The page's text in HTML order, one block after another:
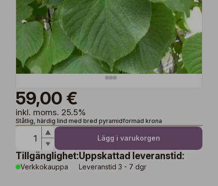
59,00 €
inkl. moms. 25.5%
Ståtlig, härdig lind med bred pyramidformad krona
Lägg i varukorgen
Tillgänglighet:
Verkkokauppa
Uppskattad leveranstid:
Leveranstid 3 - 7 dgr